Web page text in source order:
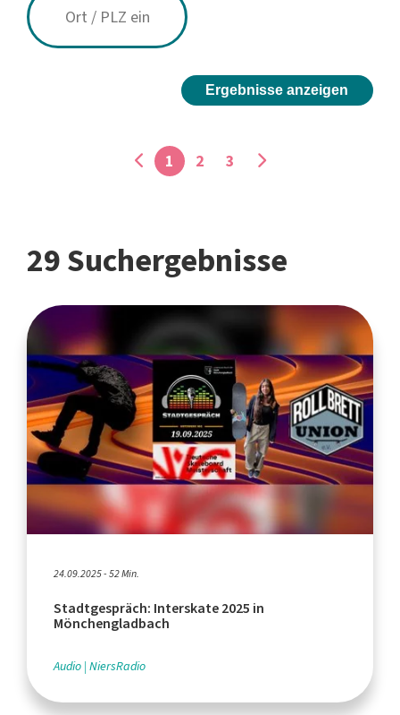
Ergebnisse anzeigen
1 2 3
29 Suchergebnisse
24.09.2025 - 52 Min.
Stadtgespräch: Interskate 2025 in
Mönchengladbach
Audio NiersRadio